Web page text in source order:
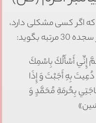
اگر کسی مشکلی دارد،
بگوید:
إِنِّي أَسْأَلُكَ بِاسْمِكَ
دُعِيتَ بِهِ أَجَبْتَ وَ إِذَا
بِحُرمَةِ مُحَمَّدٍ وَ